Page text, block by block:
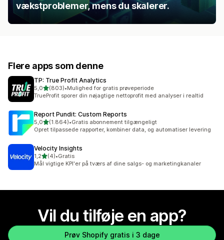
vækstproblemer, mens du skalerer.
Flere apps som denne
TP: True Profit Analytics
5,0ud af 5 stjerner
(803)
803 anmeldelser i alt
•Mulighed for gratis prøveperiode
TrueProfit sporer din nøjagtige nettoprofit med analyser i realtid
Report Pundit: Custom Reports
5,0ud af 5 stjerner
(1.864)
1864 anmeldelser i alt
•Gratis abonnement tilgængeligt
Opret tilpassede rapporter, kombiner data, og automatiser levering
Velocity Insights
1,2ud af 5 stjerner
(4)
4 anmeldelser i alt
•Gratis
Mål vigtige KPI'er på tværs af dine salgs- og marketingkanaler
Vil du tilføje en app?
Prøv Shopify gratis i 3 dage